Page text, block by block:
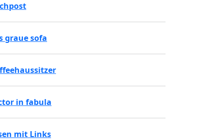
graue sofa
in fabula
mit Links